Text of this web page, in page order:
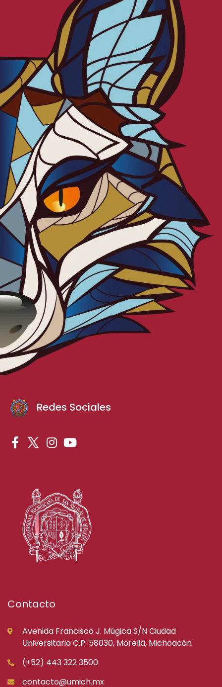
Redes Sociales
Contacto
Avenida Francisco J. Múgica S/N Ciudad
Universitaria C.P. 58030, Morelia, Michoacán
(+52) 443 322 3500
contacto@umich.mx